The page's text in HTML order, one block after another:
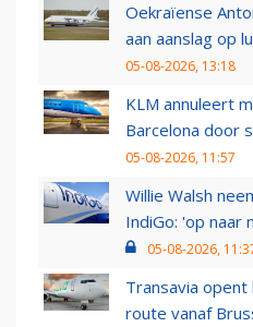
Oekraïense
aan aanslag op
05-08-2026, 13:18
KLM annuleert
Barcelona door
05-08-2026, 11:57
Willie Walsh
IndiGo: 'op naar
05-08-2026,
Transavia
route vanaf